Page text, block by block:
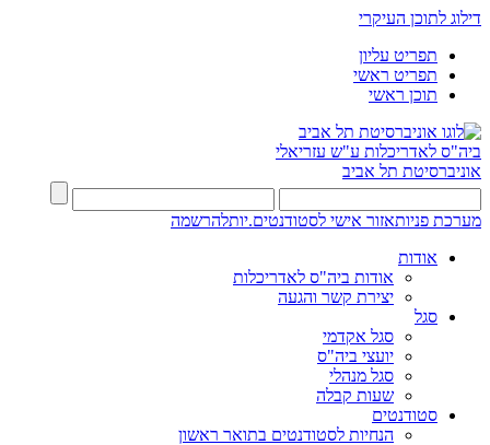
דילוג לתוכן העיקרי
תפריט עליון
תפריט ראשי
תוכן ראשי
ביה"ס לאדריכלות ע"ש עזריאלי
אוניברסיטת תל אביב
מערכת פניותאזור אישי לסטודנטים.יותלהרשמה
אודות
אודות ביה"ס לאדריכלות
יצירת קשר והגעה
סגל
סגל אקדמי
יועצי ביה"ס
סגל מנהלי
שעות קבלה
סטודנטים
הנחיות לסטודנטים בתואר ראשון